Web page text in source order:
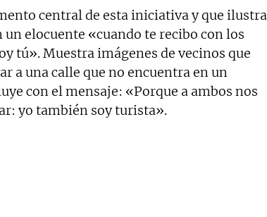
central de esta iniciativa y que ilustra
elocuente «cuando te recibo con los
tú». Muestra imágenes de vecinos que
a una calle que no encuentra en un
con el mensaje: «Porque a ambos nos
yo también soy turista».